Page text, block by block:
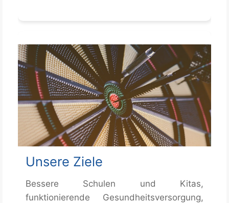
Unsere Ziele
Bessere Schulen und Kitas,
funktionierende Gesundheitsversorgung,